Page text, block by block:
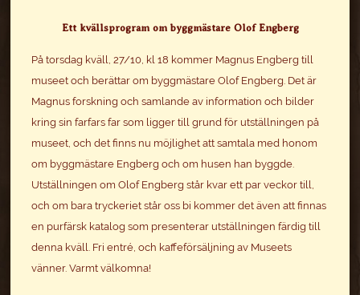
Ett kvällsprogram om byggmästare Olof Engberg
På torsdag kväll, 27/10, kl 18 kommer Magnus Engberg till
museet och berättar om byggmästare Olof Engberg. Det är
Magnus forskning och samlande av information och bilder
kring sin farfars far som ligger till grund för utställningen på
museet, och det finns nu möjlighet att samtala med honom
om byggmästare Engberg och om husen han byggde.
Utställningen om Olof Engberg står kvar ett par veckor till,
och om bara tryckeriet står oss bi kommer det även att finnas
en purfärsk katalog som presenterar utställningen färdig till
denna kväll. Fri entré, och kaffeförsäljning av Museets
vänner. Varmt välkomna!